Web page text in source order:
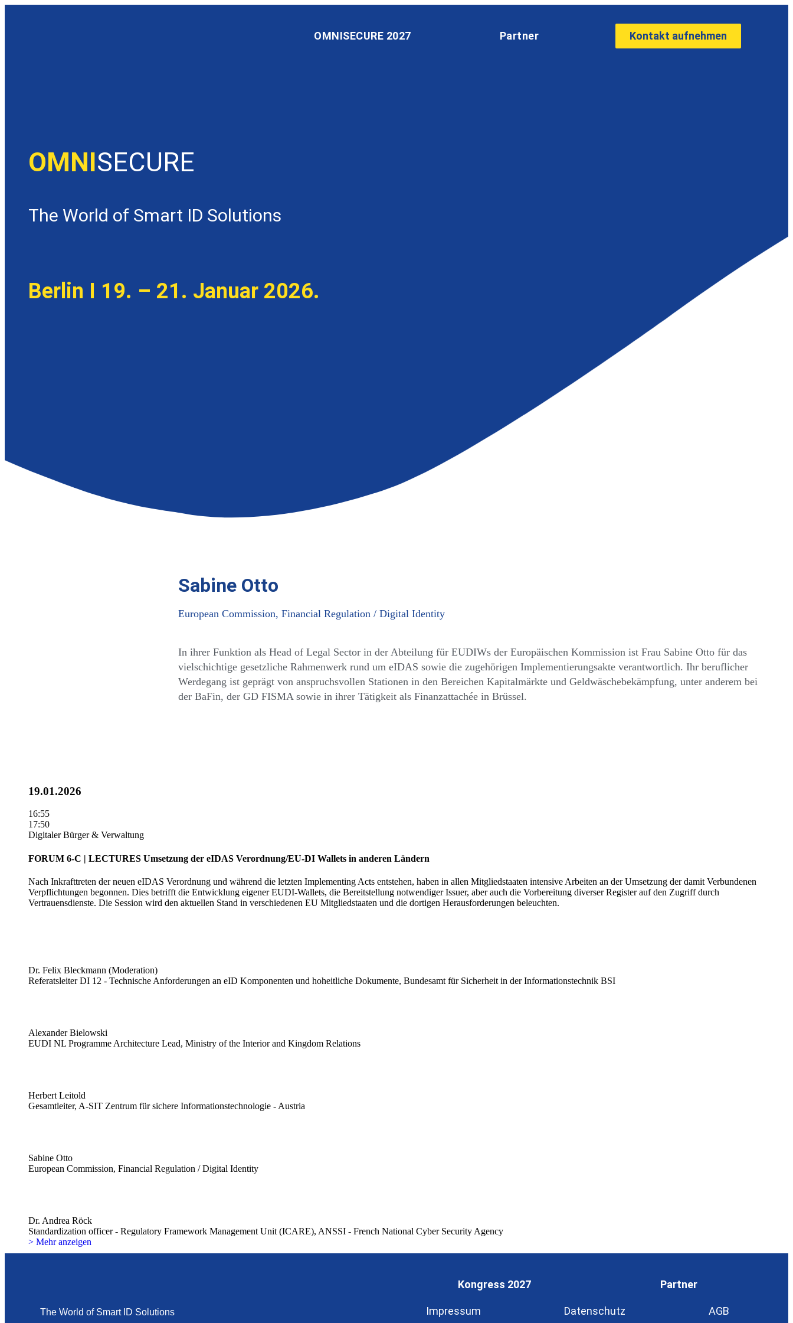
OMNISECURE 2027 Partner Kontakt aufnehmen
OMNISECURE
The World of Smart ID Solutions
Berlin I 19. – 21. Januar 2026.
Sabine Otto
European Commission, Financial Regulation / Digital Identity
In ihrer Funktion als Head of Legal Sector in der Abteilung für EUDIWs der Europäischen Kommission ist Frau Sabine Otto für das
vielschichtige gesetzliche Rahmenwerk rund um eIDAS sowie die zugehörigen Implementierungsakte verantwortlich. Ihr beruflicher
Werdegang ist geprägt von anspruchsvollen Stationen in den Bereichen Kapitalmärkte und Geldwäschebekämpfung, unter anderem bei
der BaFin, der GD FISMA sowie in ihrer Tätigkeit als Finanzattachée in Brüssel.
19.01.2026
16:55
17:50
Digitaler Bürger & Verwaltung
FORUM 6-C | LECTURES Umsetzung der eIDAS Verordnung/EU-DI Wallets in anderen Ländern
Nach Inkrafttreten der neuen eIDAS Verordnung und während die letzten Implementing Acts entstehen, haben in allen Mitgliedstaaten intensive Arbeiten an der Umsetzung der damit Verbundenen
Verpflichtungen begonnen. Dies betrifft die Entwicklung eigener EUDI-Wallets, die Bereitstellung notwendiger Issuer, aber auch die Vorbereitung diverser Register auf den Zugriff durch
Vertrauensdienste. Die Session wird den aktuellen Stand in verschiedenen EU Mitgliedstaaten und die dortigen Herausforderungen beleuchten.
Dr. Felix Bleckmann (Moderation)
Referatsleiter DI 12 - Technische Anforderungen an eID Komponenten und hoheitliche Dokumente, Bundesamt für Sicherheit in der Informationstechnik BSI
Alexander Bielowski
EUDI NL Programme Architecture Lead, Ministry of the Interior and Kingdom Relations
Herbert Leitold
Gesamtleiter, A-SIT Zentrum für sichere Informationstechnologie - Austria
Sabine Otto
European Commission, Financial Regulation / Digital Identity
Dr. Andrea Röck
Standardization officer - Regulatory Framework Management Unit (ICARE), ANSSI - French National Cyber Security Agency
> Mehr anzeigen
The World of Smart ID Solutions
Kongress 2027 Partner
Impressum Datenschutz AGB